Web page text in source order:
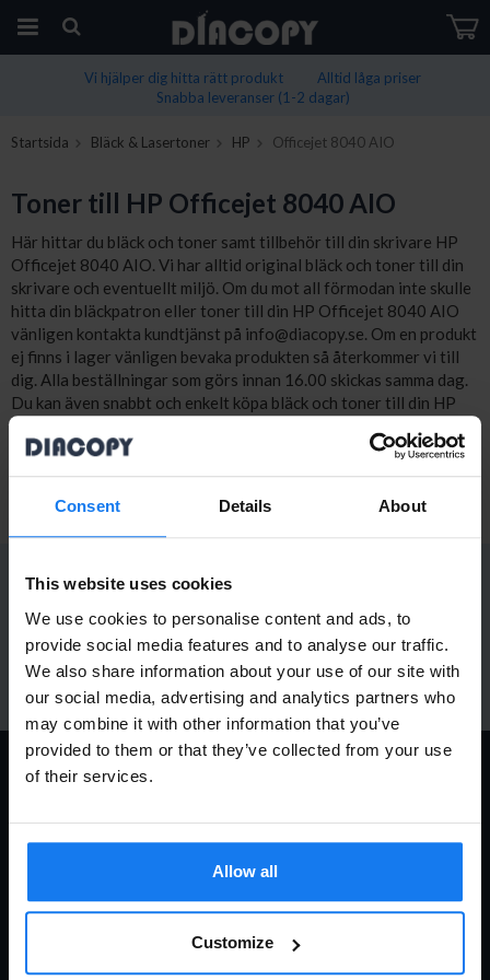
Consent Details About
This website uses cookies
We use cookies to personalise content and ads, to
provide social media features and to analyse our traffic.
We also share information about your use of our site with
our social media, advertising and analytics partners who
may combine it with other information that you’ve
provided to them or that they’ve collected from your use
of their services.
Allow all
Customize
Produkten har blivit tillagd i varukorgen
Vi hjälper dig hitta rätt produkt
Alltid låga priser
Snabba leveranser (1-2 dagar)
Startsida Bläck & Lasertoner HP Officejet 8040 AIO
Toner till HP Officejet 8040 AIO
Här hittar du bläck och toner samt tillbehör till din skrivare HP
Officejet 8040 AIO. Vi har alltid original bläck och toner till din
skrivare och eventuellt miljö. Om du mot all förmodan inte skulle
hitta din bläckpatron eller toner till din HP Officejet 8040 AIO
vänligen kontakta kundtjänst på info@diacopy.se. Om en produkt
ej finns i lager vänligen bevaka produkten så återkommer vi till
dig. Alla beställningar som görs innan 16.00 skickas samma dag.
Du kan även snabbt och enkelt köpa bläck och toner till din HP
Officejet 8040 AIO i vår butik på Ellipsvägen 11 i Kungens
Kurva. Våra butikspriser är detsamma som webbpriser.
Välkommen in!
BYT MODELL
PRENUMERERA PÅ NYHETSBREVET
Ta del av våra bästa erbjudanden och spännande
produktnyheter!
ANMÄL MIG
KONTAKTA OSS
Dia Copy Stockholm HB
073-76 333 92